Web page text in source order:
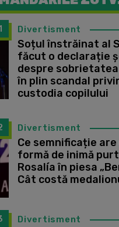
Divertisment
Soțul înstrăinat al
făcut o declarație
despre
în plin scandal
custodia copilului
Divertisment
Ce semnificație
formă de inimă
Rosalía în piesa
Cât costă
Divertisment